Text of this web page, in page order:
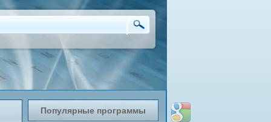
Популярные программы